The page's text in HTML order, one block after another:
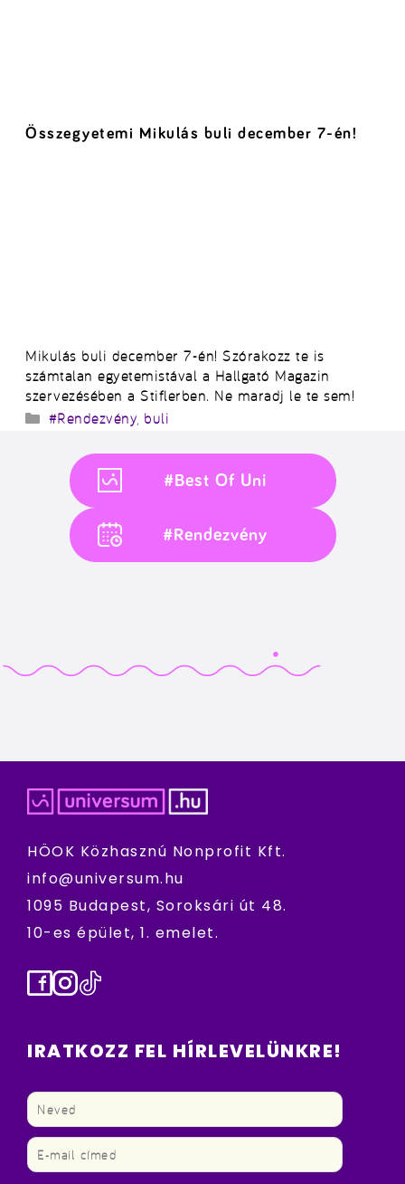
Összegyetemi Mikulás buli december 7-én!
Mikulás buli december 7-én! Szórakozz te is
számtalan egyetemistával a Hallgató Magazin
szervezésében a Stiflerben. Ne maradj le te sem!
Kategória
#Rendezvény, buli
#Best Of Uni
#Rendezvény
HÖOK Közhasznú Nonprofit Kft.
info@universum.hu
1095 Budapest, Soroksári út 48.
10-es épület, 1. emelet.
Facebook
Instagram
TikTok
IRATKOZZ FEL HÍRLEVELÜNKRE!